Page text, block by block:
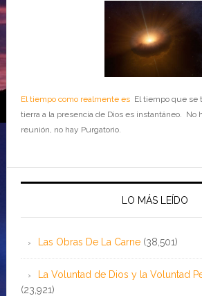
El tiempo como realmente esEl tiempo que se
tierra a la presencia de Dios es instantáneo. No
reunión, no hay Purgatorio.
LO MÁS LEÍDO
Las Obras De La Carne (38,501)
La Voluntad de Dios y la Voluntad
(23,921)